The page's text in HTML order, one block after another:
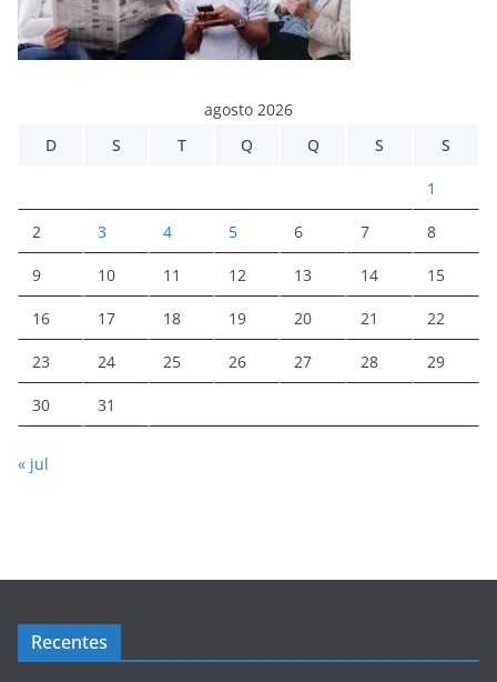
agosto 2026
D
S T Q Q S S
1
2 3 4 5 6 7 8
9 10 11 12 13 14 15
16 17 18 19 20 21 22
23 24 25 26 27 28 29
30 31
« jul
Recentes